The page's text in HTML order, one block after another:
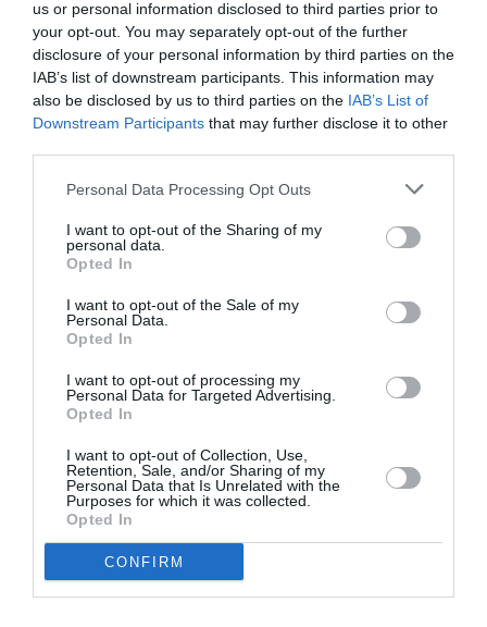
us or personal information disclosed to third parties prior to
your opt-out. You may separately opt-out of the further
disclosure of your personal information by third parties on the
IAB’s list of downstream participants. This information may
also be disclosed by us to third parties on the IAB’s List of
Downstream Participants that may further disclose it to other
Personal Data Processing Opt Outs
I want to opt-out of the Sharing of my
personal data.
Opted In
I want to opt-out of the Sale of my
Personal Data.
Opted In
I want to opt-out of processing my
Personal Data for Targeted Advertising.
Opted In
I want to opt-out of Collection, Use,
Retention, Sale, and/or Sharing of my
Personal Data that Is Unrelated with the
Purposes for which it was collected.
Opted In
CONFIRM
TFFRYYZa commenté l'article :
Pointe‑à‑Pitre – Panama City : Air France ouvre un pont
aérien vers l’Amérique latine
histoire de l'aviation
LIRE AUSSI
LE 8 AOÛT 1908 DANS LE
PUBLIQUE...
LE 7 AOÛT 1909 DANS LE